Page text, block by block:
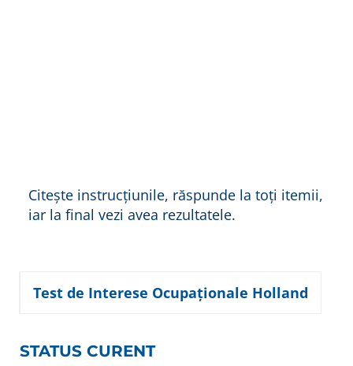
Citește instrucțiunile, răspunde la toți itemii,
iar la final vezi avea rezultatele.
Test de Interese Ocupaționale Holland
STATUS CURENT